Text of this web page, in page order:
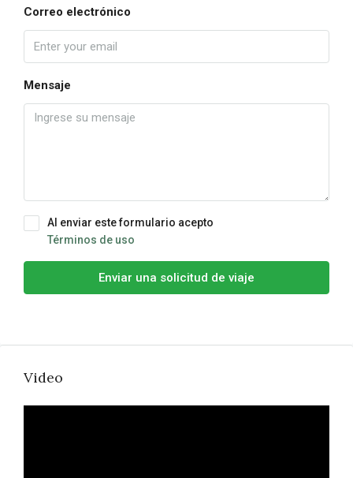
Correo electrónico
Mensaje
Al enviar este formulario acepto
Términos de uso
Enviar una solicitud de viaje
Video